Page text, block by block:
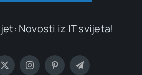
Novosti iz IT svijeta!